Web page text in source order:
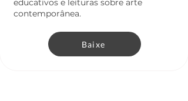
educativos e leituras sobre arte
contemporânea.
Baixe